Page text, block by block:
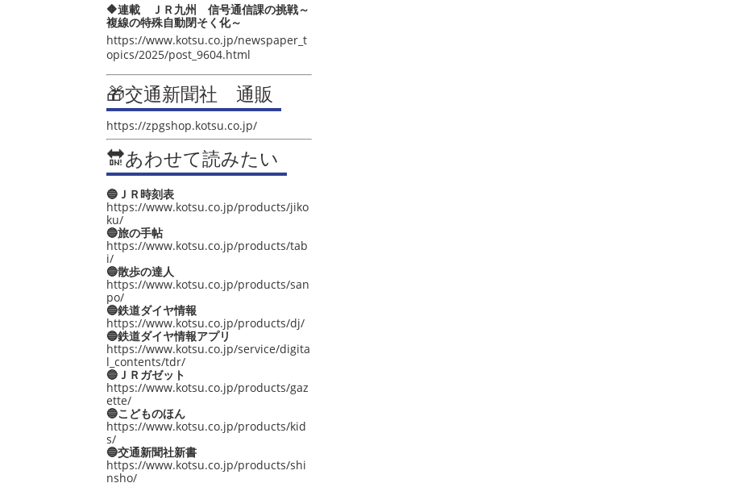
🔶連載 ＪＲ九州 信号通信課の挑戦～
複線の特殊自動閉そく化～
https://www.kotsu.co.jp/newspaper_t
opics/2025/post_9604.html
🎁交通新聞社 通販
https://zpgshop.kotsu.co.jp/
🔛あわせて読みたい
🔵ＪＲ時刻表
https://www.kotsu.co.jp/products/jiko
ku/
🔵旅の手帖
https://www.kotsu.co.jp/products/tab
i/
🔵散歩の達人
https://www.kotsu.co.jp/products/san
po/
🔵鉄道ダイヤ情報
https://www.kotsu.co.jp/products/dj/
🔵鉄道ダイヤ情報アプリ
https://www.kotsu.co.jp/service/digita
l_contents/tdr/
🔵ＪＲガゼット
https://www.kotsu.co.jp/products/gaz
ette/
🔵こどものほん
https://www.kotsu.co.jp/products/kid
s/
🔵交通新聞社新書
https://www.kotsu.co.jp/products/shi
nsho/